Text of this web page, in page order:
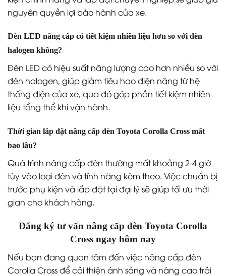
nguyên quyền lợi bảo hành của xe.
Đèn LED nâng cấp có tiết kiệm nhiên liệu hơn so với đèn
halogen không?
Đèn LED có hiệu suất năng lượng cao hơn nhiều so với
đèn halogen, giúp giảm tiêu hao điện năng từ hệ
thống điện của xe, qua đó góp phần tiết kiệm nhiên
liệu tổng thể khi vận hành.
Thời gian lắp đặt nâng cấp đèn Toyota Corolla Cross mất
bao lâu?
Quá trình nâng cấp đèn thường mất khoảng 2-4 giờ
tùy vào loại đèn và tính năng kèm theo. Việc chuẩn bị
trước phụ kiện và lắp đặt tại đại lý sẽ giúp tối ưu thời
gian cho khách hàng.
Đăng ký tư vấn nâng cấp đèn Toyota Corolla
Cross ngay hôm nay
Nếu bạn đang quan tâm đến việc nâng cấp đèn
Corolla Cross để cải thiện ánh sáng và nâng cao trải